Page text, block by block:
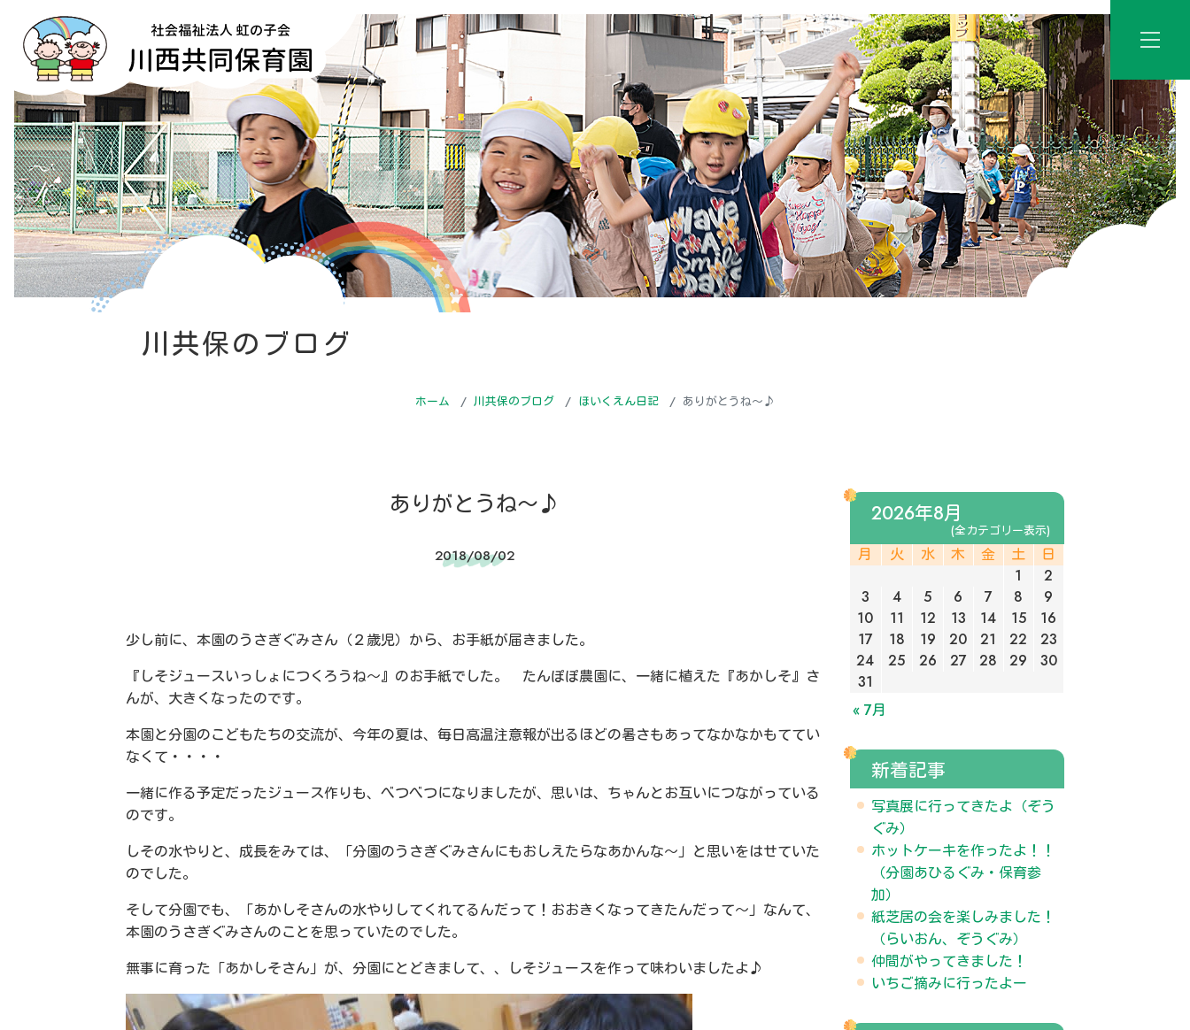
川共保のブログ
ホーム 川共保のブログ ほいくえん日記 ありがとうね～♪
ありがとうね～♪
2018/08/02
少し前に、本園のうさぎぐみさん（２歳児）から、お手紙が届きました。
『しそジュースいっしょにつくろうね～』のお手紙でした。 たんぽぽ農園に、一緒に植えた『あかしそ』さ
んが、大きくなったのです。
本園と分園のこどもたちの交流が、今年の夏は、毎日高温注意報が出るほどの暑さもあってなかなかもててい
なくて・・・・
一緒に作る予定だったジュース作りも、べつべつになりましたが、思いは、ちゃんとお互いにつながっている
のです。
しその水やりと、成長をみては、「分園のうさぎぐみさんにもおしえたらなあかんな～」と思いをはせていた
のでした。
そして分園でも、「あかしそさんの水やりしてくれてるんだって！おおきくなってきたんだって～」なんて、
本園のうさぎぐみさんのことを思っていたのでした。
無事に育った「あかしそさん」が、分園にとどきまして、、しそジュースを作って味わいましたよ♪
2026年8月
(全カテゴリー表示)
月 火 水 木 金 土 日
« 7月
1
2
3
4 5 6 7 8
9
10
11 12 13 14 15
16
17
18 19 20 21 22
23
24
25 26 27 28 29
30
31
新着記事
写真展に行ってきたよ（ぞう
ぐみ）
ホットケーキを作ったよ！！
（分園あひるぐみ・保育参
加）
紙芝居の会を楽しみました！
（らいおん、ぞうぐみ）
仲間がやってきました！
いちご摘みに行ったよー